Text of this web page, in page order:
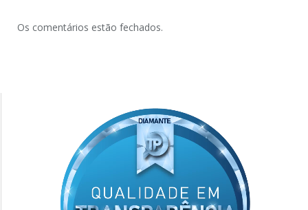
Os comentários estão fechados.